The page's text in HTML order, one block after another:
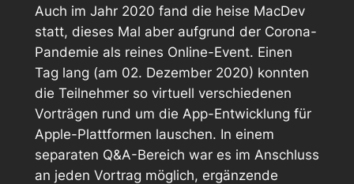
Auch im Jahr 2020 fand die heise MacDev
statt, dieses Mal aber aufgrund der Corona-
Pandemie als reines Online-Event. Einen
Tag lang (am 02. Dezember 2020) konnten
die Teilnehmer so virtuell verschiedenen
Vorträgen rund um die App-Entwicklung für
Apple-Plattformen lauschen. In einem
separaten Q&A-Bereich war es im Anschluss
an jeden Vortrag möglich, ergänzende